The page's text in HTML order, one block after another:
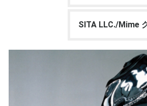
SITA LLC./Mime